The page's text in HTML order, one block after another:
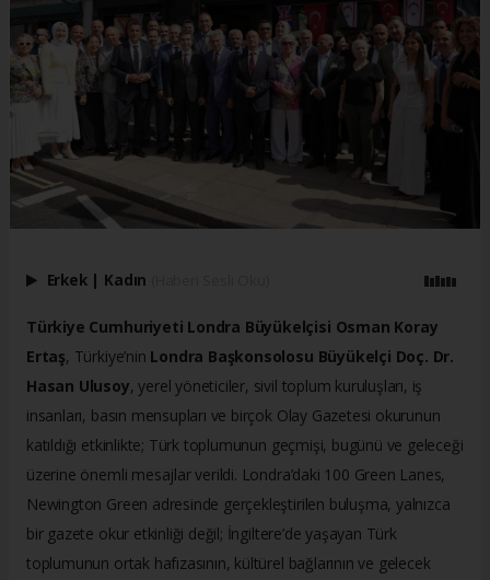
Erkek | Kadın
Türkiye Cumhuriyeti Londra Büyükelçisi Osman Koray
Ertaş, Türkiye’nin Londra Başkonsolosu Büyükelçi Doç. Dr.
Hasan Ulusoy, yerel yöneticiler, sivil toplum kuruluşları, iş
insanları, basın mensupları ve birçok Olay Gazetesi okurunun
katıldığı etkinlikte; Türk toplumunun geçmişi, bugünü ve geleceği
üzerine önemli mesajlar verildi. Londra’daki 100 Green Lanes,
Newington Green adresinde gerçekleştirilen buluşma, yalnızca
bir gazete okur etkinliği değil; İngiltere’de yaşayan Türk
toplumunun ortak hafızasının, kültürel bağlarının ve gelecek